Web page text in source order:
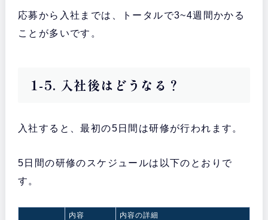
応募から入社までは、トータルで3~4週間かかる
ことが多いです。
1-5. 入社後はどうなる？
入社すると、最初の5日間は研修が行われます。
5日間の研修のスケジュールは以下のとおりで
す。
内容 内容の詳細